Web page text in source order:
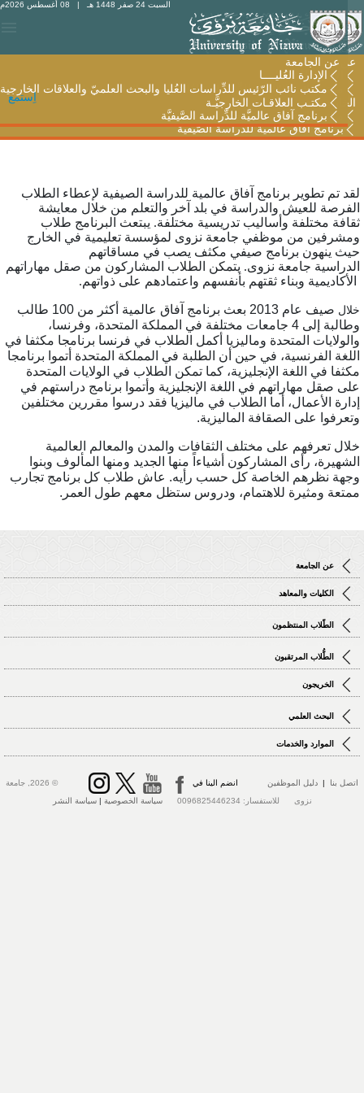
السبت 24 صفر 1448 هـ | 08 أغسطس 2026م
عن الجامعة
الإدارة العُليــــا
مكتب نائب الرّئيس للدِّراسات العُليا والبحث العلميّ والعلاقات
الخارجية
مكتـب العلاقـات الخارجيَّـة
برنامج آفاق عالميَّة للدِّراسة الصَّيفيَّة
عن الجامعة
الإدارة العُليــــا
مكتب نائب الرّئيس للدِّراسات العُليا والبحث العلميّ والعلاقات الخارجية
مكتـب العلاقـات الخارجيَّـة
برنامج آفاق عالميَّة للدِّراسة الصَّيفيَّة
اِستمع
تم تطوير برنامج آفاق عالمية للدراسة الصيفية لإعطاء الطلاب
للعيش والدراسة في بلد آخر والتعلم من خلال معايشة
مختلفة وأساليب تدريسية مختلفة. يبتعث البرنامج طلاب
من موظفي جامعة نزوى لمؤسسة تعليمية في الخارج
ينهون برنامج صيفي مكثف يصب في مساقاتهم
جامعة نزوى. يتمكن الطلاب المشاركون من صقل مهاراتهم
وبناء ثقتهم بأنفسهم واعتمادهم على ذواتهم.
صيف عام 2013 بعث برنامج آفاق عالمية أكثر من 100 طالب
وطالبة إلى 4 جامعات مختلفة في المملكة المتحدة، وفرنسا،
المتحدة وماليزيا أكمل الطلاب في فرنسا برنامجا مكثفا في
الفرنسية، في حين أن الطلبة في المملكة المتحدة أتموا برنامجا
في اللغة الإنجليزية، كما تمكن الطلاب في الولايات المتحدة
صقل مهاراتهم في اللغة الإنجليزية وأتموا برنامج دراستهم في
الأعمال، أما الطلاب في ماليزيا فقد درسوا مقررين مختلفين
على الصقافة الماليزية.
تعرفهم على مختلف الثقافات والمدن والمعالم العالمية
رأى المشاركون أشياءاً منها الجديد ومنها المألوف وبنوا
نظرهم الخاصة كل حسب رأيه. عاش طلاب كل برنامج تجارب
ومثيرة للاهتمام، ودروس ستظل معهم طول العمر.
عن الجامعة
الكليات والمعاهد
الطّلاب المنتظمون
الطُّلاب المرتقبون
الخريجون
البحث العلمي
الموارد والخدمات
بنا | دليل الموظفين انضم الينا في
© 2026, جامعة
نزوى للاستفسار: 0096825446234
سياسة الخصوصية|سياسة النشر